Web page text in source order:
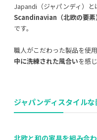
Japandi（ジャパンディ）と
Scandinavian（北欧の要素
です。
職人がこだわった製品を使
中に洗練された風合いを感
ジャパンディスタイル
北欧と和の家具を組み合